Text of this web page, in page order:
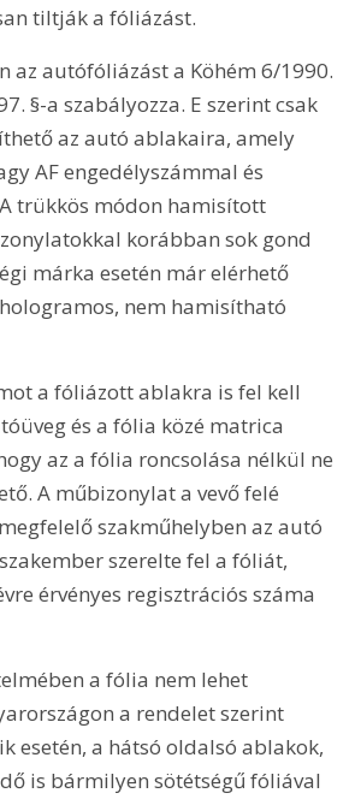
tiltják a fóliázást.
§-a szabályozza. E szerint csak
az autó ablakaira, amely
AF engedélyszámmal és
trükkös módon hamisított
korábban sok gond
márka esetén már elérhető
nem hamisítható
és a fólia közé matrica
az a fólia roncsolása nélkül ne
A műbizonylat a vevő felé
szakműhelyben az autó
szerelte fel a fóliát,
érvényes regisztrációs száma
a rendelet szerint
esetén, a hátsó oldalsó ablakok,
is bármilyen sötétségű fóliával